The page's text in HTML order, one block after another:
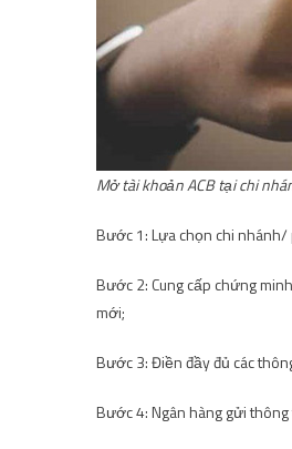
Mở tài khoản ACB tại chi
Bước 1: Lựa chọn chi nhánh/
Bước 2: Cung cấp chứng
mới;
Bước 3: Điền đầy đủ các
Bước 4: Ngân hàng gửi